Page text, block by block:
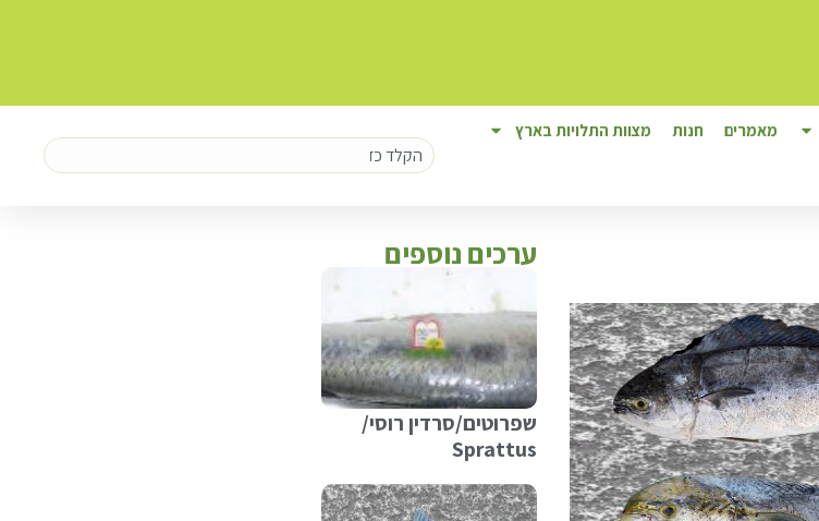
מאמרים חנות מצוות התלויות בארץ
ערכים נוספים
שפרוטים/סרדין רוסי/
Sprattus